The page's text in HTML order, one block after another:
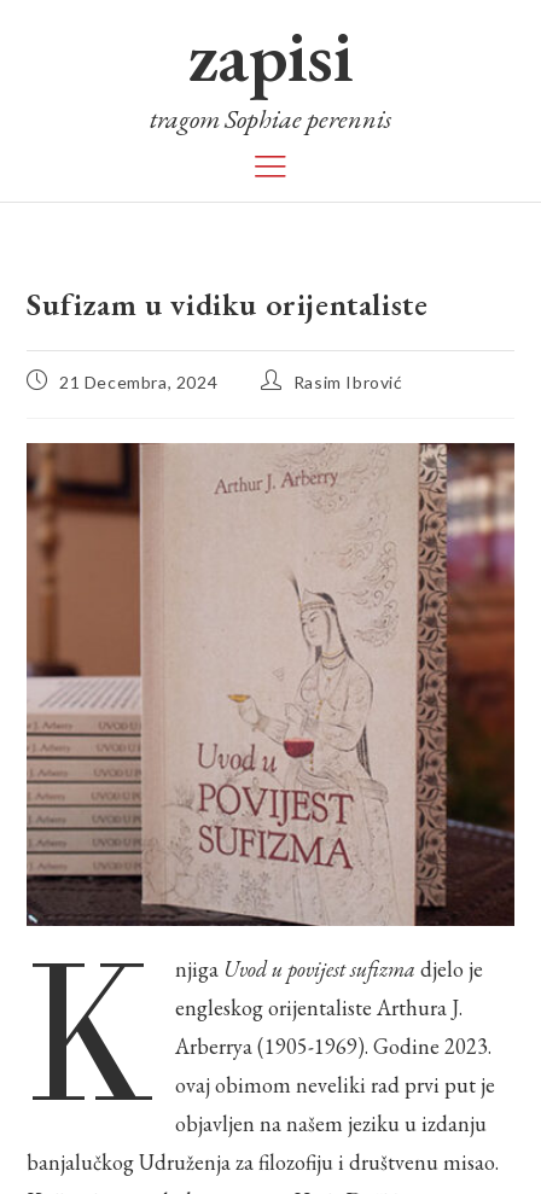
zapisi
tragom Sophiae perennis
Sufizam u vidiku orijentaliste
21 Decembra, 2024 Rasim Ibrović
K njiga Uvod u povijest sufizma djelo je
engleskog orijentaliste Arthura J.
Arberrya (1905-1969). Godine 2023.
ovaj obimom neveliki rad prvi put je
objavljen na našem jeziku u izdanju
banjalučkog Udruženja za filozofiju i društvenu misao.